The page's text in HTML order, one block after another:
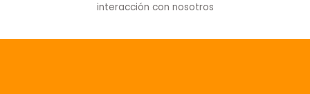
interacción con nosotros